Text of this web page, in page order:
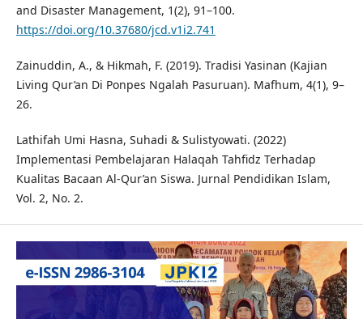
and Disaster Management, 1(2), 91–100.
https://doi.org/10.37680/jcd.v1i2.741
Zainuddin, A., & Hikmah, F. (2019). Tradisi Yasinan (Kajian
Living Qur’an Di Ponpes Ngalah Pasuruan). Mafhum, 4(1), 9–
26.
Lathifah Umi Hasna, Suhadi & Sulistyowati. (2022)
Implementasi Pembelajaran Halaqah Tahfidz Terhadap
Kualitas Bacaan Al-Qur’an Siswa. Jurnal Pendidikan Islam,
Vol. 2, No. 2.